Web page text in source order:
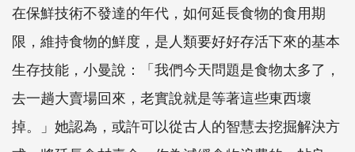
在保鮮技術不發達的年代，如何延長食物的食用期
限，維持食物的鮮度，是人類要好好存活下來的基本
生存技能，小曼說：「我們今天問題是食物太多了，
去一趟大賣場回來，老實說就是等著這些東西壞
掉。」她認為，或許可以從古人的智慧去挖掘解決方